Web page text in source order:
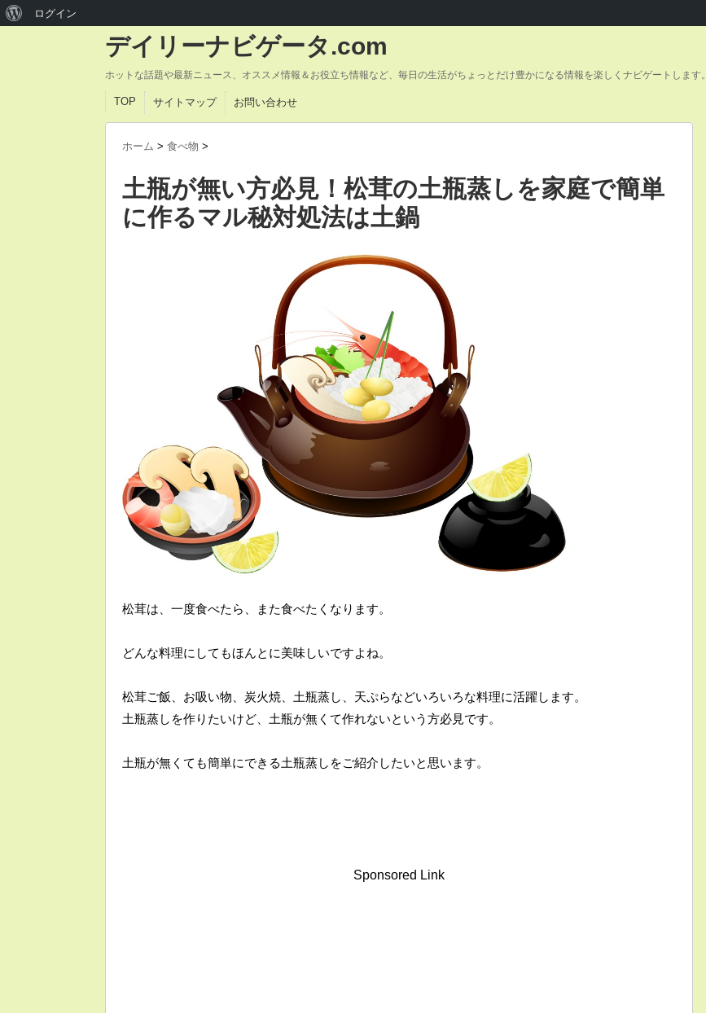
デイリーナビゲータ.com
ホットな話題や最新ニュース、オススメ情報＆お役立ち情報など、毎日の生活がちょっとだけ豊かになる情報を楽しくナビゲートします。
TOP サイトマップ お問い合わせ
ホーム > 食べ物 >
土瓶が無い方必見！松茸の土瓶蒸しを家庭で簡単
に作るマル秘対処法は土鍋
松茸は、一度食べたら、また食べたくなります。
どんな料理にしてもほんとに美味しいですよね。
松茸ご飯、お吸い物、炭火焼、土瓶蒸し、天ぷらなどいろいろな料理に活躍します。
土瓶蒸しを作りたいけど、土瓶が無くて作れないという方必見です。
土瓶が無くても簡単にできる土瓶蒸しをご紹介したいと思います。
Sponsored Link
ログイン